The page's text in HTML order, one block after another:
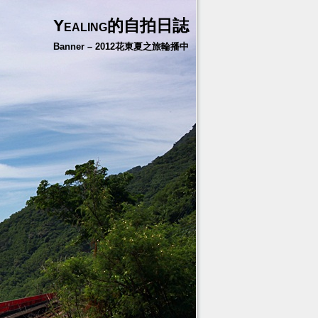
Yealing的自拍日誌
Banner – 2012花東夏之旅輪播中